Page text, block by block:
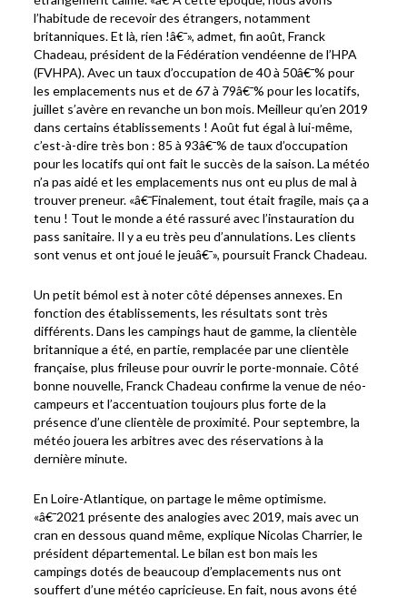
l’habitude de recevoir des étrangers, notamment
britanniques. Et là, rien !â€¯», admet, fin août, Franck
Chadeau, président de la Fédération vendéenne de l’HPA
(FVHPA). Avec un taux d’occupation de 40 à 50â€¯% pour
les emplacements nus et de 67 à 79â€¯% pour les locatifs,
juillet s’avère en revanche un bon mois. Meilleur qu’en 2019
dans certains établissements ! Août fut égal à lui-même,
c’est-à-dire très bon : 85 à 93â€¯% de taux d’occupation
pour les locatifs qui ont fait le succès de la saison. La météo
n’a pas aidé et les emplacements nus ont eu plus de mal à
trouver preneur. «â€¯Finalement, tout était fragile, mais ça a
tenu ! Tout le monde a été rassuré avec l’instauration du
pass sanitaire. Il y a eu très peu d’annulations. Les clients
sont venus et ont joué le jeuâ€¯», poursuit Franck Chadeau.
Un petit bémol est à noter côté dépenses annexes. En
fonction des établissements, les résultats sont très
différents. Dans les campings haut de gamme, la clientèle
britannique a été, en partie, remplacée par une clientèle
française, plus frileuse pour ouvrir le porte-monnaie. Côté
bonne nouvelle, Franck Chadeau confirme la venue de néo-
campeurs et l’accentuation toujours plus forte de la
présence d’une clientèle de proximité. Pour septembre, la
météo jouera les arbitres avec des réservations à la
dernière minute.
En Loire-Atlantique, on partage le même optimisme.
«â€¯2021 présente des analogies avec 2019, mais avec un
cran en dessous quand même, explique Nicolas Charrier, le
président départemental. Le bilan est bon mais les
campings dotés de beaucoup d’emplacements nus ont
souffert d’une météo capricieuse. En fait, nous avons été